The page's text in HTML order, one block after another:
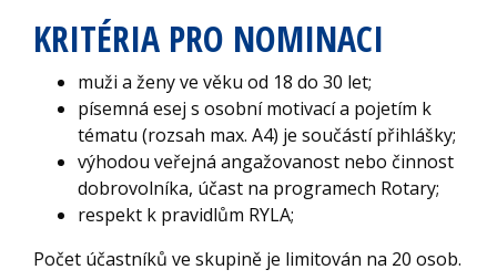
KRITÉRIA PRO NOMINACI
muži a ženy ve věku od 18 do 30 let;
písemná esej s osobní motivací a pojetím k
tématu (rozsah max. A4) je součástí přihlášky;
výhodou veřejná angažovanost nebo činnost
dobrovolníka, účast na programech Rotary;
respekt k pravidlům RYLA;
Počet účastníků ve skupině je limitován na 20 osob.